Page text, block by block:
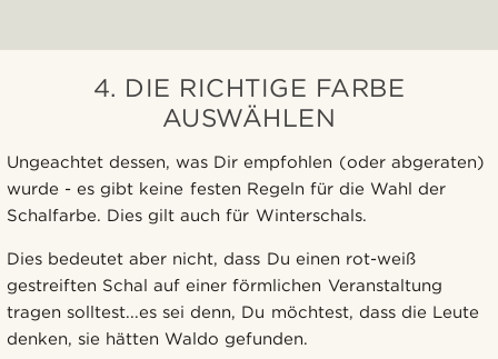
4. DIE RICHTIGE FARBE
AUSWÄHLEN
Ungeachtet dessen, was Dir empfohlen (oder abgeraten)
wurde - es gibt keine festen Regeln für die Wahl der
Schalfarbe. Dies gilt auch für Winterschals.
Dies bedeutet aber nicht, dass Du einen rot-weiß
gestreiften Schal auf einer förmlichen Veranstaltung
tragen solltest...es sei denn, Du möchtest, dass die Leute
denken, sie hätten Waldo gefunden.